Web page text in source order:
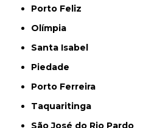
Porto Feliz
Olímpia
Santa Isabel
Piedade
Porto Ferreira
Taquaritinga
São José do Rio Pardo